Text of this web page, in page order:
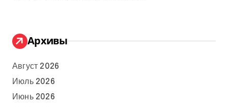
Архивы
Август 2026
Июль 2026
Июнь 2026